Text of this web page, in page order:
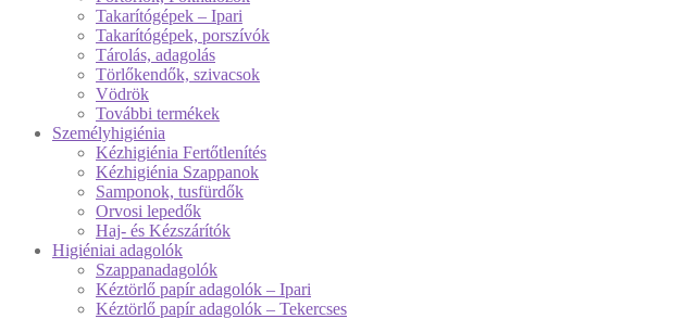
Takarítógépek – Ipari
Takarítógépek, porszívók
Tárolás, adagolás
Törlőkendők, szivacsok
Vödrök
További termékek
Személyhigiénia
Kézhigiénia Fertőtlenítés
Kézhigiénia Szappanok
Samponok, tusfürdők
Orvosi lepedők
Haj- és Kézszárítók
Higiéniai adagolók
Szappanadagolók
Kéztörlő papír adagolók – Ipari
Kéztörlő papír adagolók – Tekercses